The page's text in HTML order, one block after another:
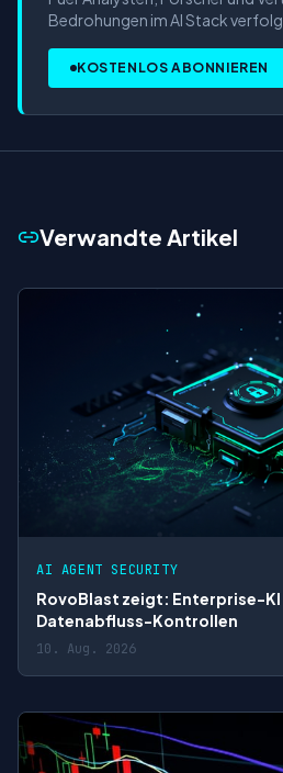
Bedrohungen im AI Stack
KOSTENLOS ABONNIEREN
Verwandte Artikel
AI AGENT SECURITY
RovoBlast zeigt: Enterprise-
Datenabfluss-Kontrollen
10. Aug. 2026